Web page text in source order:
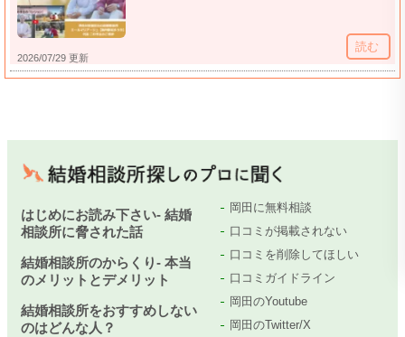
2026/07/29 更新
読む
はじめにお読み下さい- 結婚
相談所に脅された話
結婚相談所のからくり- 本当
のメリットとデメリット
結婚相談所をおすすめしない
のはどんな人？
岡田に無料相談
口コミが掲載されない
口コミを削除してほしい
口コミガイドライン
岡田のYoutube
岡田のTwitter/X